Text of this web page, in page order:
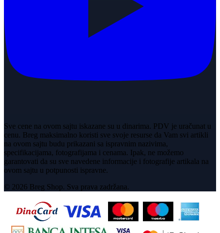
Sve cene na ovom sajtu iskazane su u dinarima. PDV je uračunat u
cenu. Breg maksimalno koristi sve svoje resurse da Vam svi artikli
na ovom sajtu budu prikazani sa ispravnim nazivima,
specifikacijama, fotografijama i cenama. Ipak, ne možemo
garantovati da su sve navedene informacije i fotografije artikala na
ovom sajtu u potpunosti ispravne.
© 2026 Breg Shop. Sva prava zadržana.